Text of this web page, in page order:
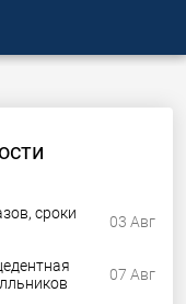
сроки
03 Авг
07 Авг